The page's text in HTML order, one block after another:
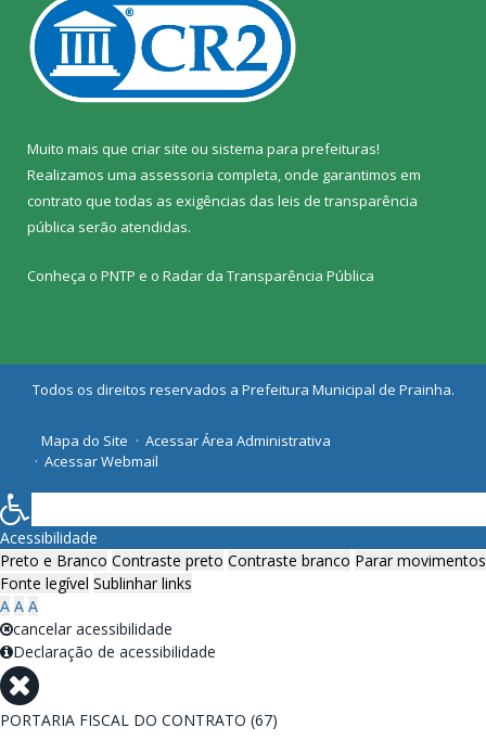
Muito mais que criar site ou sistema para prefeituras!
Realizamos uma assessoria completa, onde garantimos em
contrato que todas as exigências das leis de transparência
pública serão atendidas.
Conheça o PNTP e o Radar da Transparência Pública
Todos os direitos reservados a Prefeitura Municipal de Prainha.
Mapa do Site
Acessar Área Administrativa
Acessar Webmail
Acessibilidade
Preto e Branco Contraste preto Contraste branco Parar movimentos
Fonte legível Sublinhar links
A A A
cancelar acessibilidade
Declaração de acessibilidade
PORTARIA FISCAL DO CONTRATO (67)